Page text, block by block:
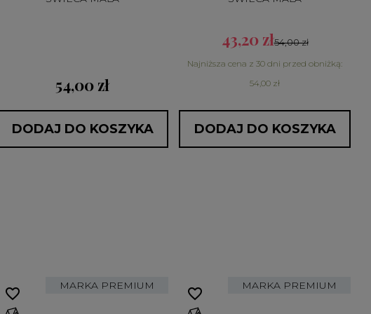
54,00 zł
DODAJ DO KOSZYKA
43,20 zł54,00 zł
Najniższa cena z 30 dni przed obniżką:
54,00 zł
DODAJ DO KOSZYKA
MARKA PREMIUM
favorite_border MARKA PREMIUM
favorite_border